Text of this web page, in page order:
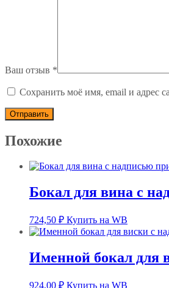
Ваш отзыв *
Сохранить моё имя, email и адрес
Похожие
Бокал для вина с
724,50 ₽ Купить на WB
Именной бокал для
924,00 ₽ Купить на WB